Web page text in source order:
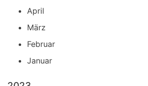
April
März
Februar
Januar